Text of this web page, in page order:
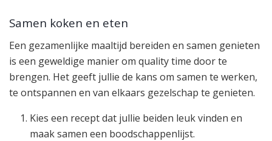
Samen koken en eten
Een gezamenlijke maaltijd bereiden en samen genieten
is een geweldige manier om quality time door te
brengen. Het geeft jullie de kans om samen te werken,
te ontspannen en van elkaars gezelschap te genieten.
Kies een recept dat jullie beiden leuk vinden en
maak samen een boodschappenlijst.